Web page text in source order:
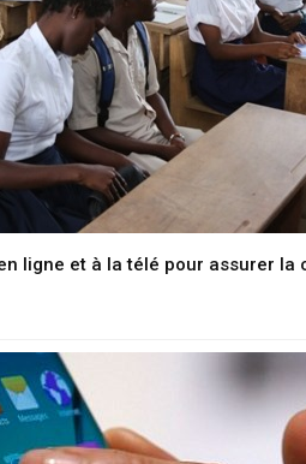
ligne et à la télé pour assurer la